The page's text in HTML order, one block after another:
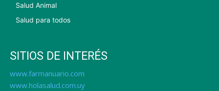
Salud Animal
Salud para todos
SITIOS DE INTERÉS
www.farmanuario.com
www.holasalud.com.uy